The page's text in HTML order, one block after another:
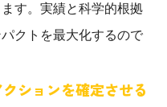
す。実績と科学的根拠
クトを最大化するので
ションを確定させる